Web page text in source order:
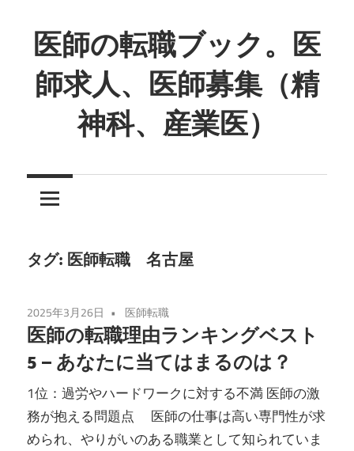
ン
テ
ン
ツ
キ
医師の転職ブック。医
師求人、医師募集（精
神科、産業医）
タグ: 医師転職 名古屋
2025年3月26日 医師転職
医師の転職理由ランキングベスト
5 – あなたに当てはまるのは？
1位：過労やハードワークに対する不満 医師の激
務が抱える問題点 医師の仕事は高い専門性が求
められ、やりがいのある職業として知られていま